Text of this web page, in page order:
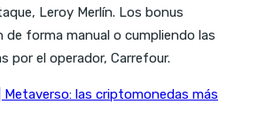
Leroy Merlín. Los bonus
forma manual o cumpliendo las
por el operador, Carrefour.
Metaverso: las criptomonedas más